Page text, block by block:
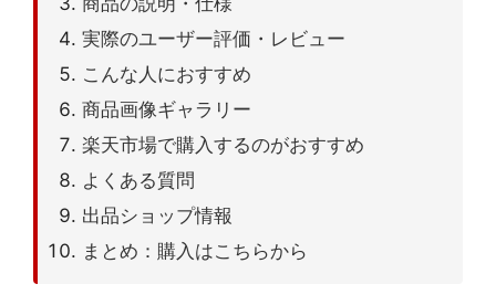
実際のユーザー評価・レビュー
こんな人におすすめ
商品画像ギャラリー
楽天市場で購入するのがおすすめ
よくある質問
出品ショップ情報
まとめ：購入はこちらから